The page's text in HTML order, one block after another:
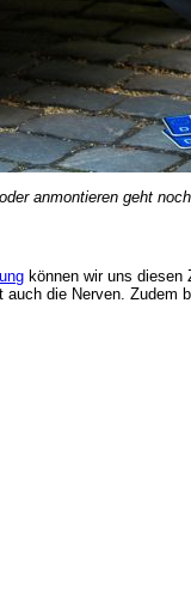
anmontieren geht
können wir uns
die Nerven.